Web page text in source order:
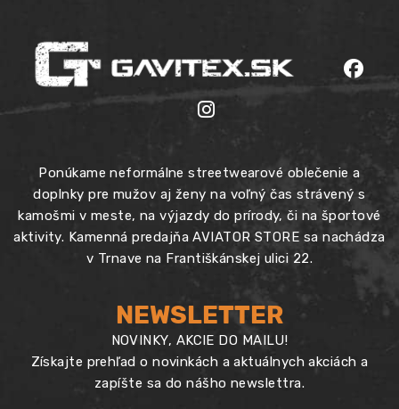
Ponúkame neformálne streetwearové oblečenie a
doplnky pre mužov aj ženy na voľný čas strávený s
kamošmi v meste, na výjazdy do prírody, či na športové
aktivity. Kamenná predajňa AVIATOR STORE sa nachádza
v Trnave na Františkánskej ulici 22.
NEWSLETTER
NOVINKY, AKCIE DO MAILU!
Získajte prehľad o novinkách a aktuálnych akciách a
zapíšte sa do nášho newslettra.